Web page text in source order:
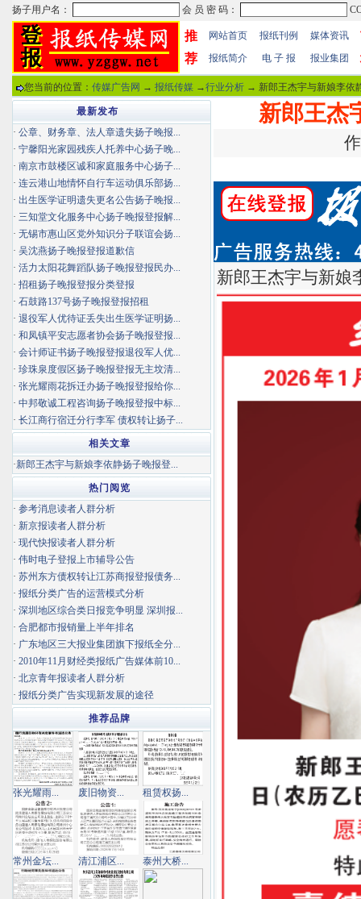
推
荐
网站首页 报纸刊例 媒体资讯
报纸简介 电 子 报 报业集团
您当前的位置： 传媒广告网 → 报纸传媒 →行业分析 → 新郎王杰宇与新娘李依
新郎王杰
新郎王杰宇与新娘
最新发布
· 公章、财务章、法人章遗失扬子晚报...
· 宁馨阳光家园残疾人托养中心扬子晚...
· 南京市鼓楼区诚和家庭服务中心扬子...
· 连云港山地情怀自行车运动俱乐部扬...
· 出生医学证明遗失更名公告扬子晚报...
· 三知堂文化服务中心扬子晚报登报解...
· 无锡市惠山区党外知识分子联谊会扬...
· 吴沈燕扬子晚报登报道歉信
· 活力太阳花舞蹈队扬子晚报登报民办...
· 招租扬子晚报登报分类登报
· 石鼓路137号扬子晚报登报招租
· 退役军人优待证丢失出生医学证明扬...
· 和凤镇平安志愿者协会扬子晚报登报...
· 会计师证书扬子晚报登报退役军人优...
· 珍珠泉度假区扬子晚报登报无主坟清...
· 张光耀雨花拆迁办扬子晚报登报给你...
· 中邦敬诚工程咨询扬子晚报登报中标...
· 长江商行宿迁分行李军 债权转让扬子...
相关文章
·新郎王杰宇与新娘李依静扬子晚报登...
热门阅览
· 参考消息读者人群分析
· 新京报读者人群分析
· 现代快报读者人群分析
· 伟时电子登报上市辅导公告
· 苏州东方债权转让江苏商报登报债务...
· 报纸分类广告的运营模式分析
· 深圳地区综合类日报竞争明显 深圳报...
· 合肥都市报销量上半年排名
· 广东地区三大报业集团旗下报纸全分...
· 2010年11月财经类报纸广告媒体前10...
· 北京青年报读者人群分析
· 报纸分类广告实现新发展的途径
推荐品牌
张光耀雨... 废旧物资... 租赁权扬...
常州金坛... 清江浦区... 泰州大桥...